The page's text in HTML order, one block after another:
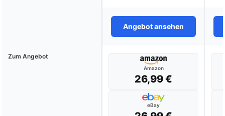
Angebot ansehen
Zum Angebot
Amazon
26,99 €
eBay